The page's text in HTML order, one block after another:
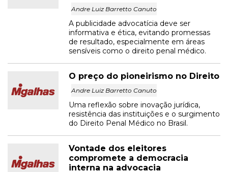
Andre Luiz Barretto Canuto
A publicidade advocatícia deve ser
informativa e ética, evitando promessas
de resultado, especialmente em áreas
sensíveis como o direito penal médico.
O preço do pioneirismo no Direito
Andre Luiz Barretto Canuto
Uma reflexão sobre inovação jurídica,
resistência das instituições e o surgimento
do Direito Penal Médico no Brasil.
Vontade dos eleitores
compromete a democracia
interna na advocacia